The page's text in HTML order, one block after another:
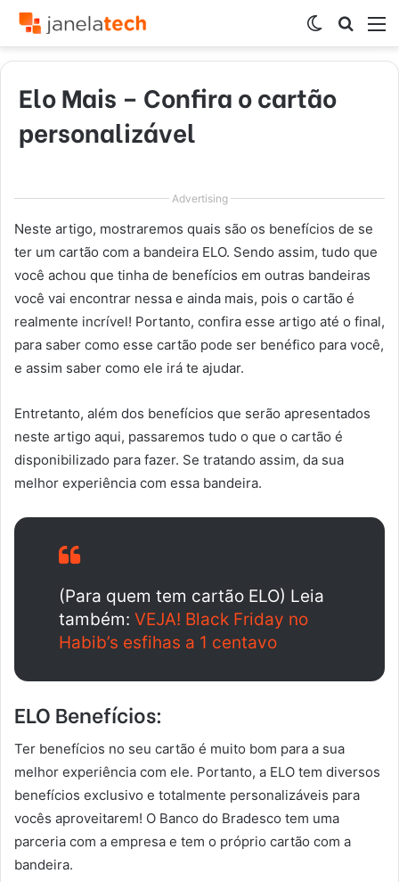
por
Switch
skin
Elo Mais – Confira o cartão
personalizável
Advertising
Neste artigo, mostraremos quais são os benefícios de se
ter um cartão com a bandeira ELO. Sendo assim, tudo que
você achou que tinha de benefícios em outras bandeiras
você vai encontrar nessa e ainda mais, pois o cartão é
realmente incrível! Portanto, confira esse artigo até o final,
para saber como esse cartão pode ser benéfico para você,
e assim saber como ele irá te ajudar.
Entretanto, além dos benefícios que serão apresentados
neste artigo aqui, passaremos tudo o que o cartão é
disponibilizado para fazer. Se tratando assim, da sua
melhor experiência com essa bandeira.
(Para quem tem cartão ELO) Leia
também: VEJA! Black Friday no
Habib’s esfihas a 1 centavo
ELO Benefícios:
Ter benefícios no seu cartão é muito bom para a sua
melhor experiência com ele. Portanto, a ELO tem diversos
benefícios exclusivo e totalmente personalizáveis para
vocês aproveitarem! O Banco do Bradesco tem uma
parceria com a empresa e tem o próprio cartão com a
bandeira.